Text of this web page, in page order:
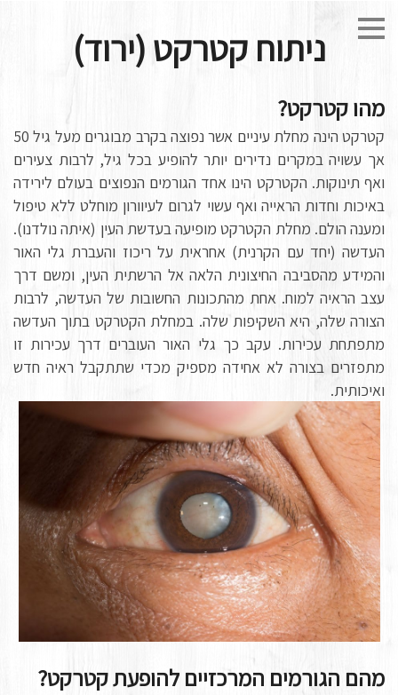
ניתוח קטרקט (ירוד)
מהו קטרקט?
קטרקט הינה מחלת עיניים אשר נפוצה בקרב מבוגרים מעל גיל 50
אך עשויה במקרים נדירים יותר להופיע בכל גיל, לרבות צעירים
ואף תינוקות. הקטרקט הינו אחד הגורמים הנפוצים בעולם לירידה
באיכות וחדות הראייה ואף עשוי לגרום לעיוורון מוחלט ללא טיפול
ומענה הולם. מחלת הקטרקט מופיעה בעדשת העין (איתה נולדנו).
העדשה (יחד עם הקרנית) אחראית על ריכוז והעברת גלי האור
והמידע מהסביבה החיצונית הלאה אל הרשתית העין, ומשם דרך
עצב הראיה למוח. אחת מהתכונות החשובות של העדשה, לרבות
הצורה שלה, היא השקיפות שלה. במחלת הקטרקט בתוך העדשה
מתפתחת עכירות. עקב כך גלי האור העוברים דרך עכירות זו
מתפזרים בצורה לא אחידה מספיק מכדי שתתקבל ראיה חדש
ואיכותית.
מהם הגורמים המרכזיים להופעת קטרקט?